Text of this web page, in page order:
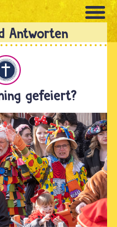
gefeiert?